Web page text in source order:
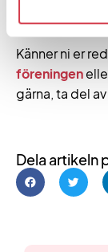
oavsett
Känner ni er
föreningen
gärna, ta del
Dela artikeln